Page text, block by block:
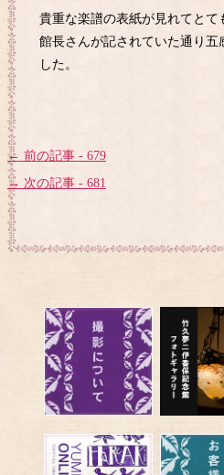
貴重な楽譜の表紙が見れてとて
館長さんが記されていた通り五
した。
← 前の記事 - 679
→ 次の記事 - 681